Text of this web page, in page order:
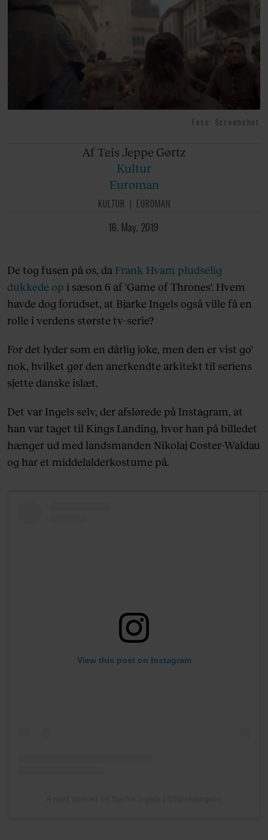
Foto: Screenshot
Af Teis Jeppe Gørtz
Kultur
Euroman
KULTUR
EUROMAN
16. May. 2019
De tog fusen på os, da Frank Hvam pludselig
dukkede op i sæson 6 af 'Game of Thrones'. Hvem
havde dog forudset, at Bjarke Ingels også ville få en
rolle i verdens største tv-serie?
For det lyder som en dårlig joke, men den er vist go'
nok, hvilket gør den anerkendte arkitekt til seriens
sjette danske islæt.
Det var Ingels selv, der afslørede på Instagram, at
han var taget til Kings Landing, hvor han på billedet
hænger ud med landsmanden Nikolaj Coster-Waldau
og har et middelalderkostume på.
View this post on Instagram